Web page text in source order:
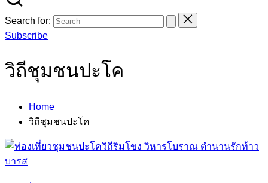
Search for:
Subscribe
วิถีชุมชนปะโค
Home
วิถีชุมชนปะโค